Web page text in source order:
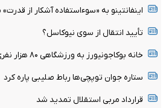
اینفانتینو به «سوءاستفاده آشکار از
تأیید انتقال از سوی نیوکاسل؟
خانه بوکاجونیورز به ورزشگاهی ۸۰ هزار نفری تبدیل می‌شود
ستاره جوان توپچی‌ها رباط صلیبی پاره کرد
قرارداد مربی استقلال تمدید شد